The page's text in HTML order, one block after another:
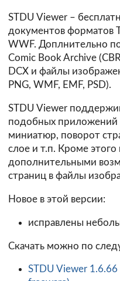
STDU Viewer –
документов форматов
WWF. Доплнительно
Comic Book Archive
DCX и файлы
PNG, WMF, EMF, PSD).
STDU Viewer
подобных приложений
миниатюр, поворот
слое и т.п. Кроме
дополнительными
страниц в файлы
Новое в этой версии:
исправлены
Скачать можно по
STDU Viewer